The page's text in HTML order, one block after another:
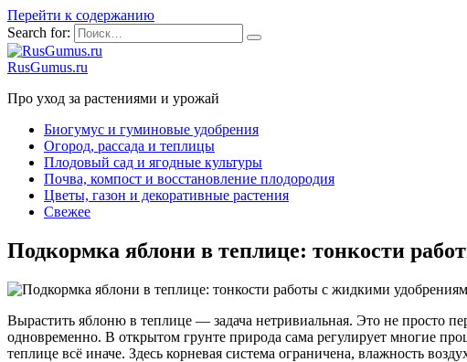
Перейти к содержанию
Search for:
RusGumus.ru
Про уход за растениями и урожай
Биогумус и гуминовые удобрения
Огород, рассада и теплицы
Плодовый сад и ягодные культуры
Почва, компост и восстановление плодородия
Цветы, газон и декоративные растения
Свежее
Подкормка яблони в теплице: тонкости
Вырастить яблоню в теплице — задача нетривиальная. Это не просто
одновременно. В открытом грунте природа сама регулирует многие
теплице всё иначе. Здесь корневая система ограничена, влажность